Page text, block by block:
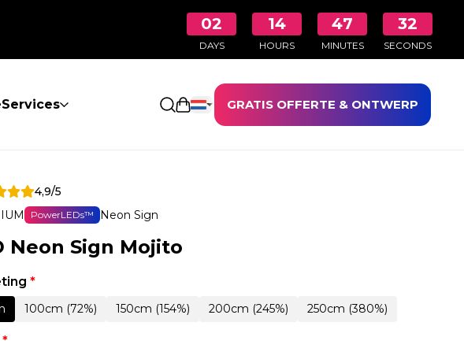
02
DAYS
14
HOURS
47
MINUTES
30
SECONDS
Services Winkelwagen openen
GRATIS OFFERTE & ONTWERP
4,9/5
PowerLEDs™ Neon Sign
Neon Sign Mojito
*
100cm (72%) 150cm (154%) 200cm (245%) 250cm (380%)
*